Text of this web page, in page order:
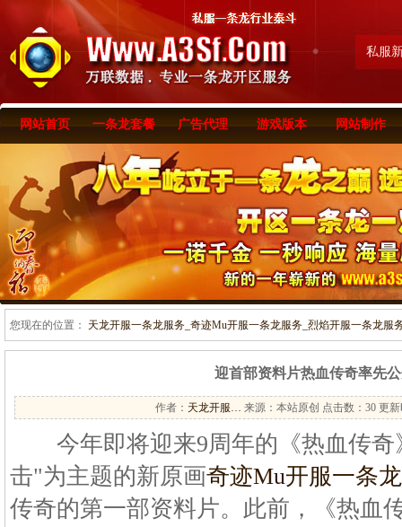
私服
网站首页 一条龙套餐 广告代理 游戏版本 网站制作
您现在的位置： 天龙开服一条龙服务_奇迹Mu开服一条龙服务_烈焰开服一条龙服
迎首部资料片热血传奇率先
作者： 天龙开服… 来源：本站原创 点击数： 30 更新
今年即将迎来9周年的《热血传奇
击"为主题的新原画奇迹Mu开服一条
传奇的第一部资料片。此前，《热血